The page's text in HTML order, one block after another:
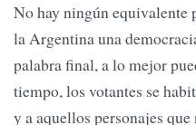
No hay ningún
la Argentina una
palabra final, a lo mejor
tiempo, los votantes se
y a aquellos personajes